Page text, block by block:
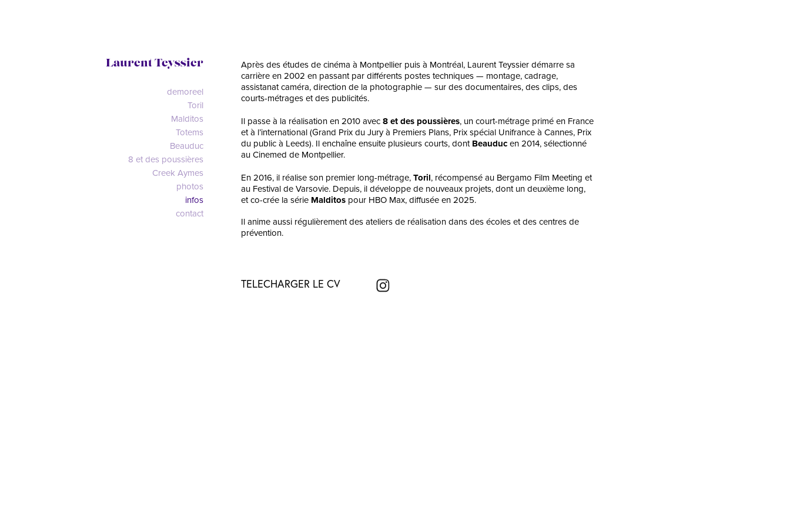
Laurent Teyssier
demoreel
Toril
Malditos
Totems
Beauduc
8 et des poussières
Creek Aymes
photos
infos
contact
Après des études de cinéma à Montpellier puis à Montréal, Laurent Teyssier démarre sa
carrière en 2002 en passant par différents postes techniques — montage, cadrage,
assistanat caméra, direction de la photographie — sur des documentaires, des clips, des
courts-métrages et des publicités.
Il passe à la réalisation en 2010 avec8 et des poussières, un court-métrage primé en France
et à l’international (Grand Prix du Jury à Premiers Plans, Prix spécial Unifrance à Cannes, Prix
du public à Leeds). Il enchaîne ensuite plusieurs courts, dontBeauducen 2014, sélectionné
au Cinemed de Montpellier.
En 2016, il réalise son premier long-métrage,Toril, récompensé au Bergamo Film Meeting et
au Festival de Varsovie. Depuis, il développe de nouveaux projets, dont un deuxième long,
et co-crée la série Malditospour HBO Max, diffusée en 2025.
Il anime aussi régulièrement des ateliers de réalisation dans des écoles et des centres de
prévention.
TELECHARGER LE CV